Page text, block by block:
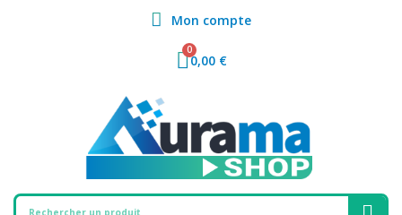
Mon compte
0,00 €